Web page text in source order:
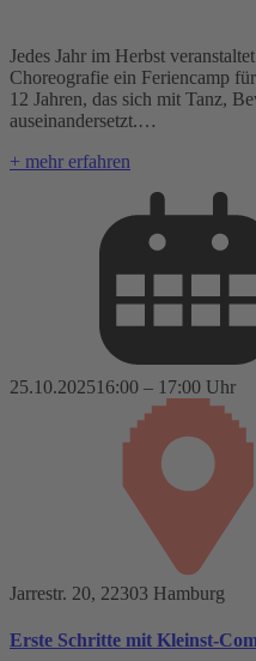
Jedes Jahr im Herbst
Choreografie ein Feriencamp
12 Jahren, das sich mit Tanz,
auseinandersetzt.…
+ mehr erfahren
25.10.202516:00 – 17:00 Uhr
Jarrestr. 20, 22303 Hamburg
Erste Schritte mit Kleinst-